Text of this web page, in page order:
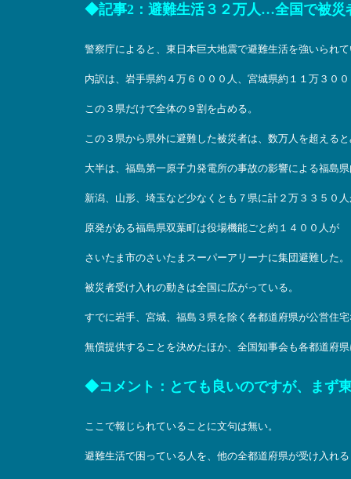
◆記事2：避難生活３２万人…全国で被災
警察庁によると、東日本巨大地震で避難生活を強いられ
内訳は、岩手県約４万６０００人、宮城県約１１万３０
この３県だけで全体の９割を占める。
この３県から県外に避難した被災者は、数万人を超える
大半は、福島第一原子力発電所の事故の影響による福島
新潟、山形、埼玉など少なくとも７県に計２万３３５０
原発がある福島県双葉町は役場機能ごと約１４００人が
さいたま市のさいたまスーパーアリーナに集団避難した。
被災者受け入れの動きは全国に広がっている。
すでに岩手、宮城、福島３県を除く各都道府県が公営住
無償提供することを決めたほか、全国知事会も各都道府
◆コメント：とても良いのですが、まず
ここで報じられていることに文句は無い。
避難生活で困っている人を、他の全都道府県が受け入れ